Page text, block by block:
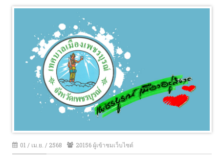
ข่าวประชาสัมพันธ์
หน่วยงานภายใน
ภาพกิจกรรม
อื่นๆ
01 / เม.ย. / 2568 20156 ผู้เข้าชมเว็บไซต์